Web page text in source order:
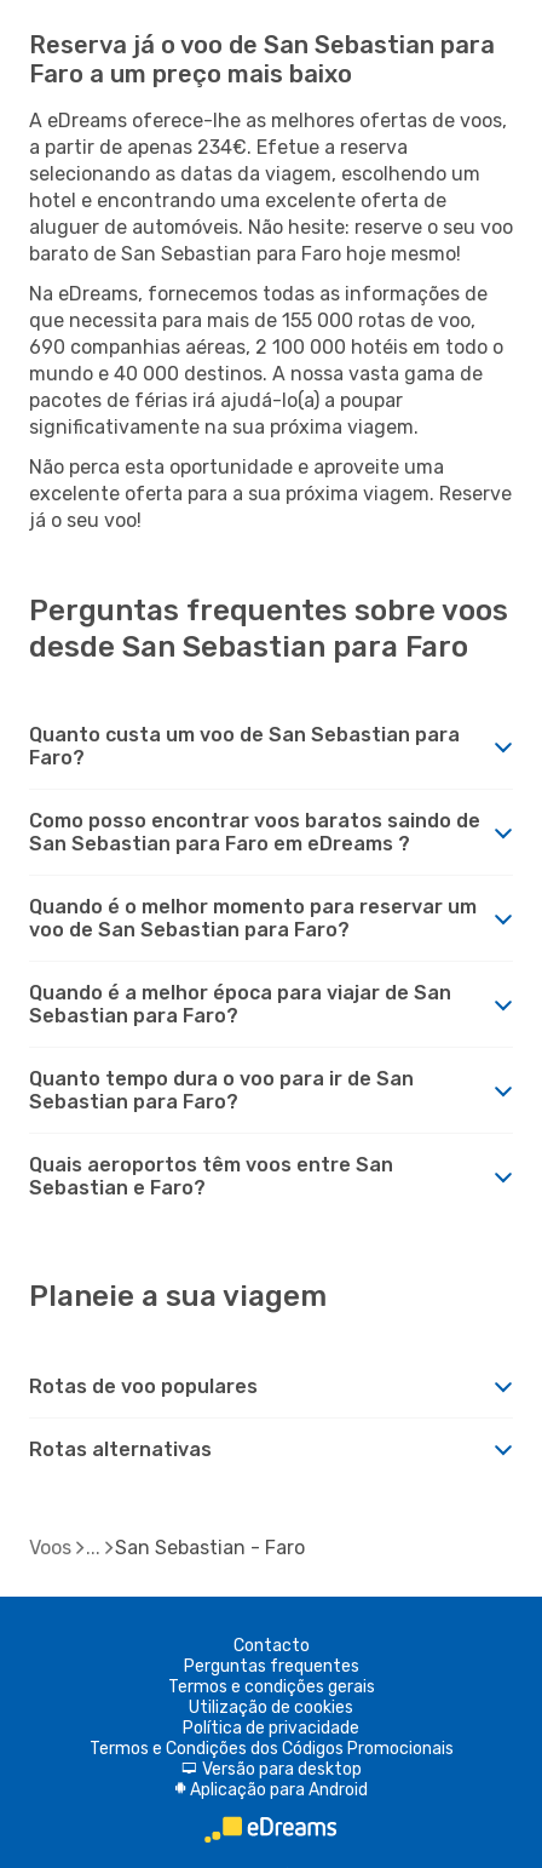
Reserva já o voo de San Sebastian para
Faro a um preço mais baixo
A eDreams oferece-lhe as melhores ofertas de voos,
a partir de apenas 234€. Efetue a reserva
selecionando as datas da viagem, escolhendo um
hotel e encontrando uma excelente oferta de
aluguer de automóveis. Não hesite: reserve o seu voo
barato de San Sebastian para Faro hoje mesmo!
Na eDreams, fornecemos todas as informações de
que necessita para mais de 155 000 rotas de voo,
690 companhias aéreas, 2 100 000 hotéis em todo o
mundo e 40 000 destinos. A nossa vasta gama de
pacotes de férias irá ajudá-lo(a) a poupar
significativamente na sua próxima viagem.
Não perca esta oportunidade e aproveite uma
excelente oferta para a sua próxima viagem. Reserve
já o seu voo!
Perguntas frequentes sobre voos
desde San Sebastian para Faro
Quanto custa um voo de San Sebastian para
Faro?
Como posso encontrar voos baratos saindo de
San Sebastian para Faro em eDreams ?
Quando é o melhor momento para reservar um
voo de San Sebastian para Faro?
Quando é a melhor época para viajar de San
Sebastian para Faro?
Quanto tempo dura o voo para ir de San
Sebastian para Faro?
Quais aeroportos têm voos entre San
Sebastian e Faro?
Planeie a sua viagem
Rotas de voo populares
Rotas alternativas
Voos San Sebastian - Faro
Contacto
Perguntas frequentes
Termos e condições gerais
Utilização de cookies
Política de privacidade
Termos e Condições dos Códigos Promocionais
d Versão para desktop
A Aplicação para Android